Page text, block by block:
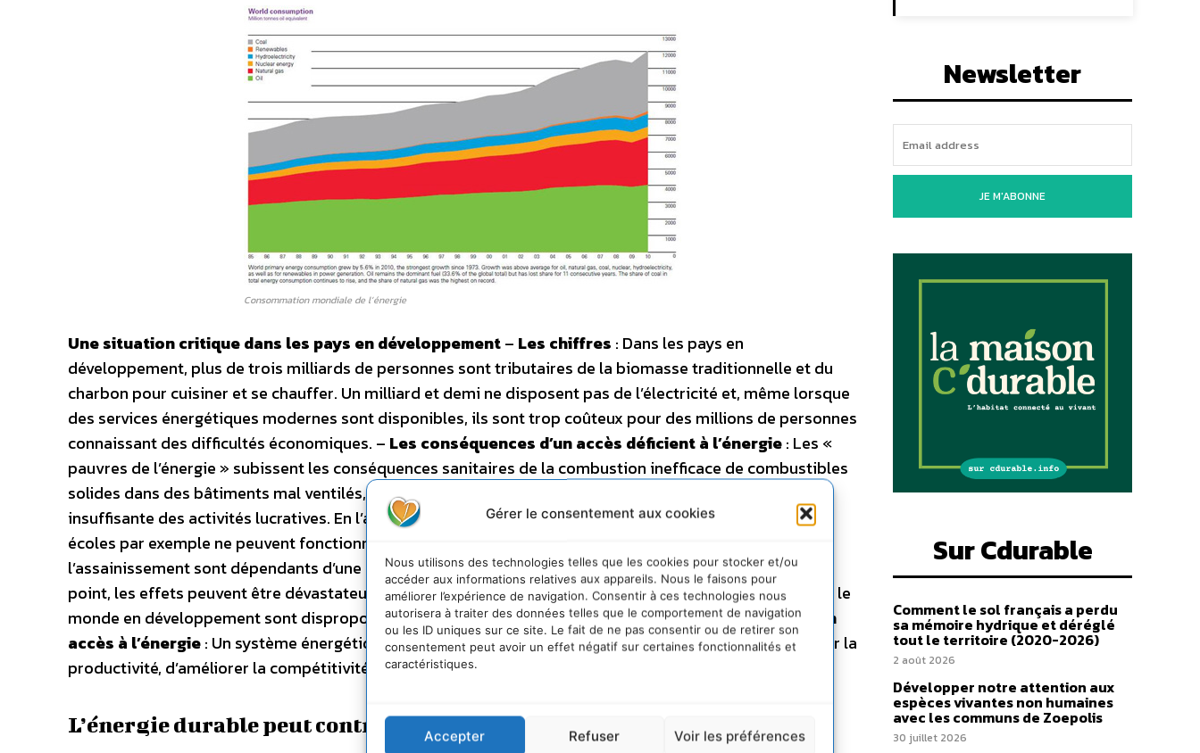
Gérer le consentement aux cookies
Nous utilisons des technologies telles que les cookies pour stocker et/ou
accéder aux informations relatives aux appareils. Nous le faisons pour
améliorer l’expérience de navigation. Consentir à ces technologies nous
autorisera à traiter des données telles que le comportement de navigation
ou les ID uniques sur ce site. Le fait de ne pas consentir ou de retirer son
consentement peut avoir un effet négatif sur certaines fonctionnalités et
caractéristiques.
Accepter Refuser Voir les préférences
Consommation mondiale de l’énergie
Une situation critique dans les pays en développement– Les chiffres : Dans les pays en
développement, plus de trois milliards de personnes sont tributaires de la biomasse traditionnelle et du
charbon pour cuisiner et se chauffer. Un milliard et demi ne disposent pas de l’électricité et, même lorsque
des services énergétiques modernes sont disponibles, ils sont trop coûteux pour des millions de personnes
connaissant des difficultés économiques. – Les conséquences d’un accès déficient à l’énergie: Les «
pauvres de l’énergie » subissent les conséquences sanitaires de la combustion inefficace de combustibles
solides dans des bâtiments mal ventilés, ainsi que les conséquences économiques de la productivité
insuffisante des activités lucratives. En l’absence d’un accès adéquat à l’énergie, ni les hôpitaux, ni les
écoles par exemple ne peuvent fonctionner correctement. De même, l’accès à l’eau potable et
l’assainissement sont dépendants d’une capacité de pompage efficace. Si l’accès à l’énergie n’est pas au
point, les effets peuvent être dévastateurs sur les populations vulnérables. Les femmes et les filles dans le
monde en développement sont disproportionnellement affectées à cet égard. –Les bénéfices d’un bon
accès à l’énergie: Un système énergétique fonctionnant correctement permet au contraire d’augmenter la
productivité, d’améliorer la compétitivité, la promotion économique et la croissance.
L’énergie durable peut contribuer à protéger l’environnement
Newsletter
JE M'ABONNE
Sur Cdurable
Comment le sol français a perdu
sa mémoire hydrique et déréglé
tout le territoire (2020-2026)
2 août 2026
Développer notre attention aux
espèces vivantes non humaines
avec les communs de Zoepolis
30 juillet 2026